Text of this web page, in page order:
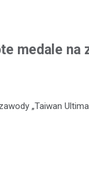
medale na
„Taiwan